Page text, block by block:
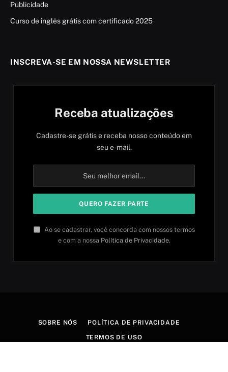
Publicidade
Curso de inglês grátis com certificado 2025
INSCREVA-SE EM NOSSA NEWSLETTER
Receba atualizações
Cadastre-se grátis e receba nosso conteúdo em
seu e-mail.
Ao se cadastrar, você concorda com nossos termos
e com a nossa Política de Privacidade.
SOBRE NÓS POLÍTICA DE PRIVACIDADE
TERMOS DE USO